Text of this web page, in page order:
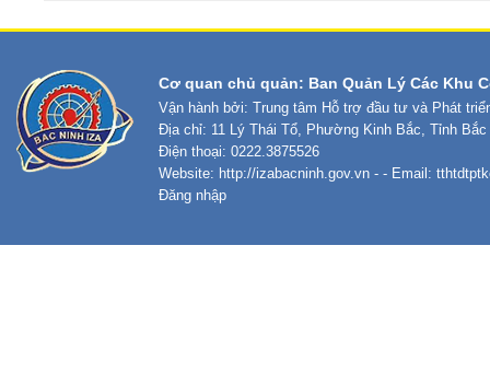
Cơ quan chủ quản: Ban Quản Lý Các Khu
Vận hành bởi: Trung tâm Hỗ trợ đầu tư và Phát
Địa chỉ: 11 Lý Thái Tổ, Phường Kinh Bắc, Tỉnh Bắc
Điện thoại: 0222.3875526
Website: http://izabacninh.gov.vn - - Email:
Đăng nhập